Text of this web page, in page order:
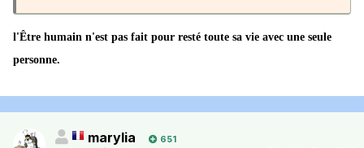
l'Être humain n'est pas fait pour resté toute sa vie avec une seule
personne.
marylia
651